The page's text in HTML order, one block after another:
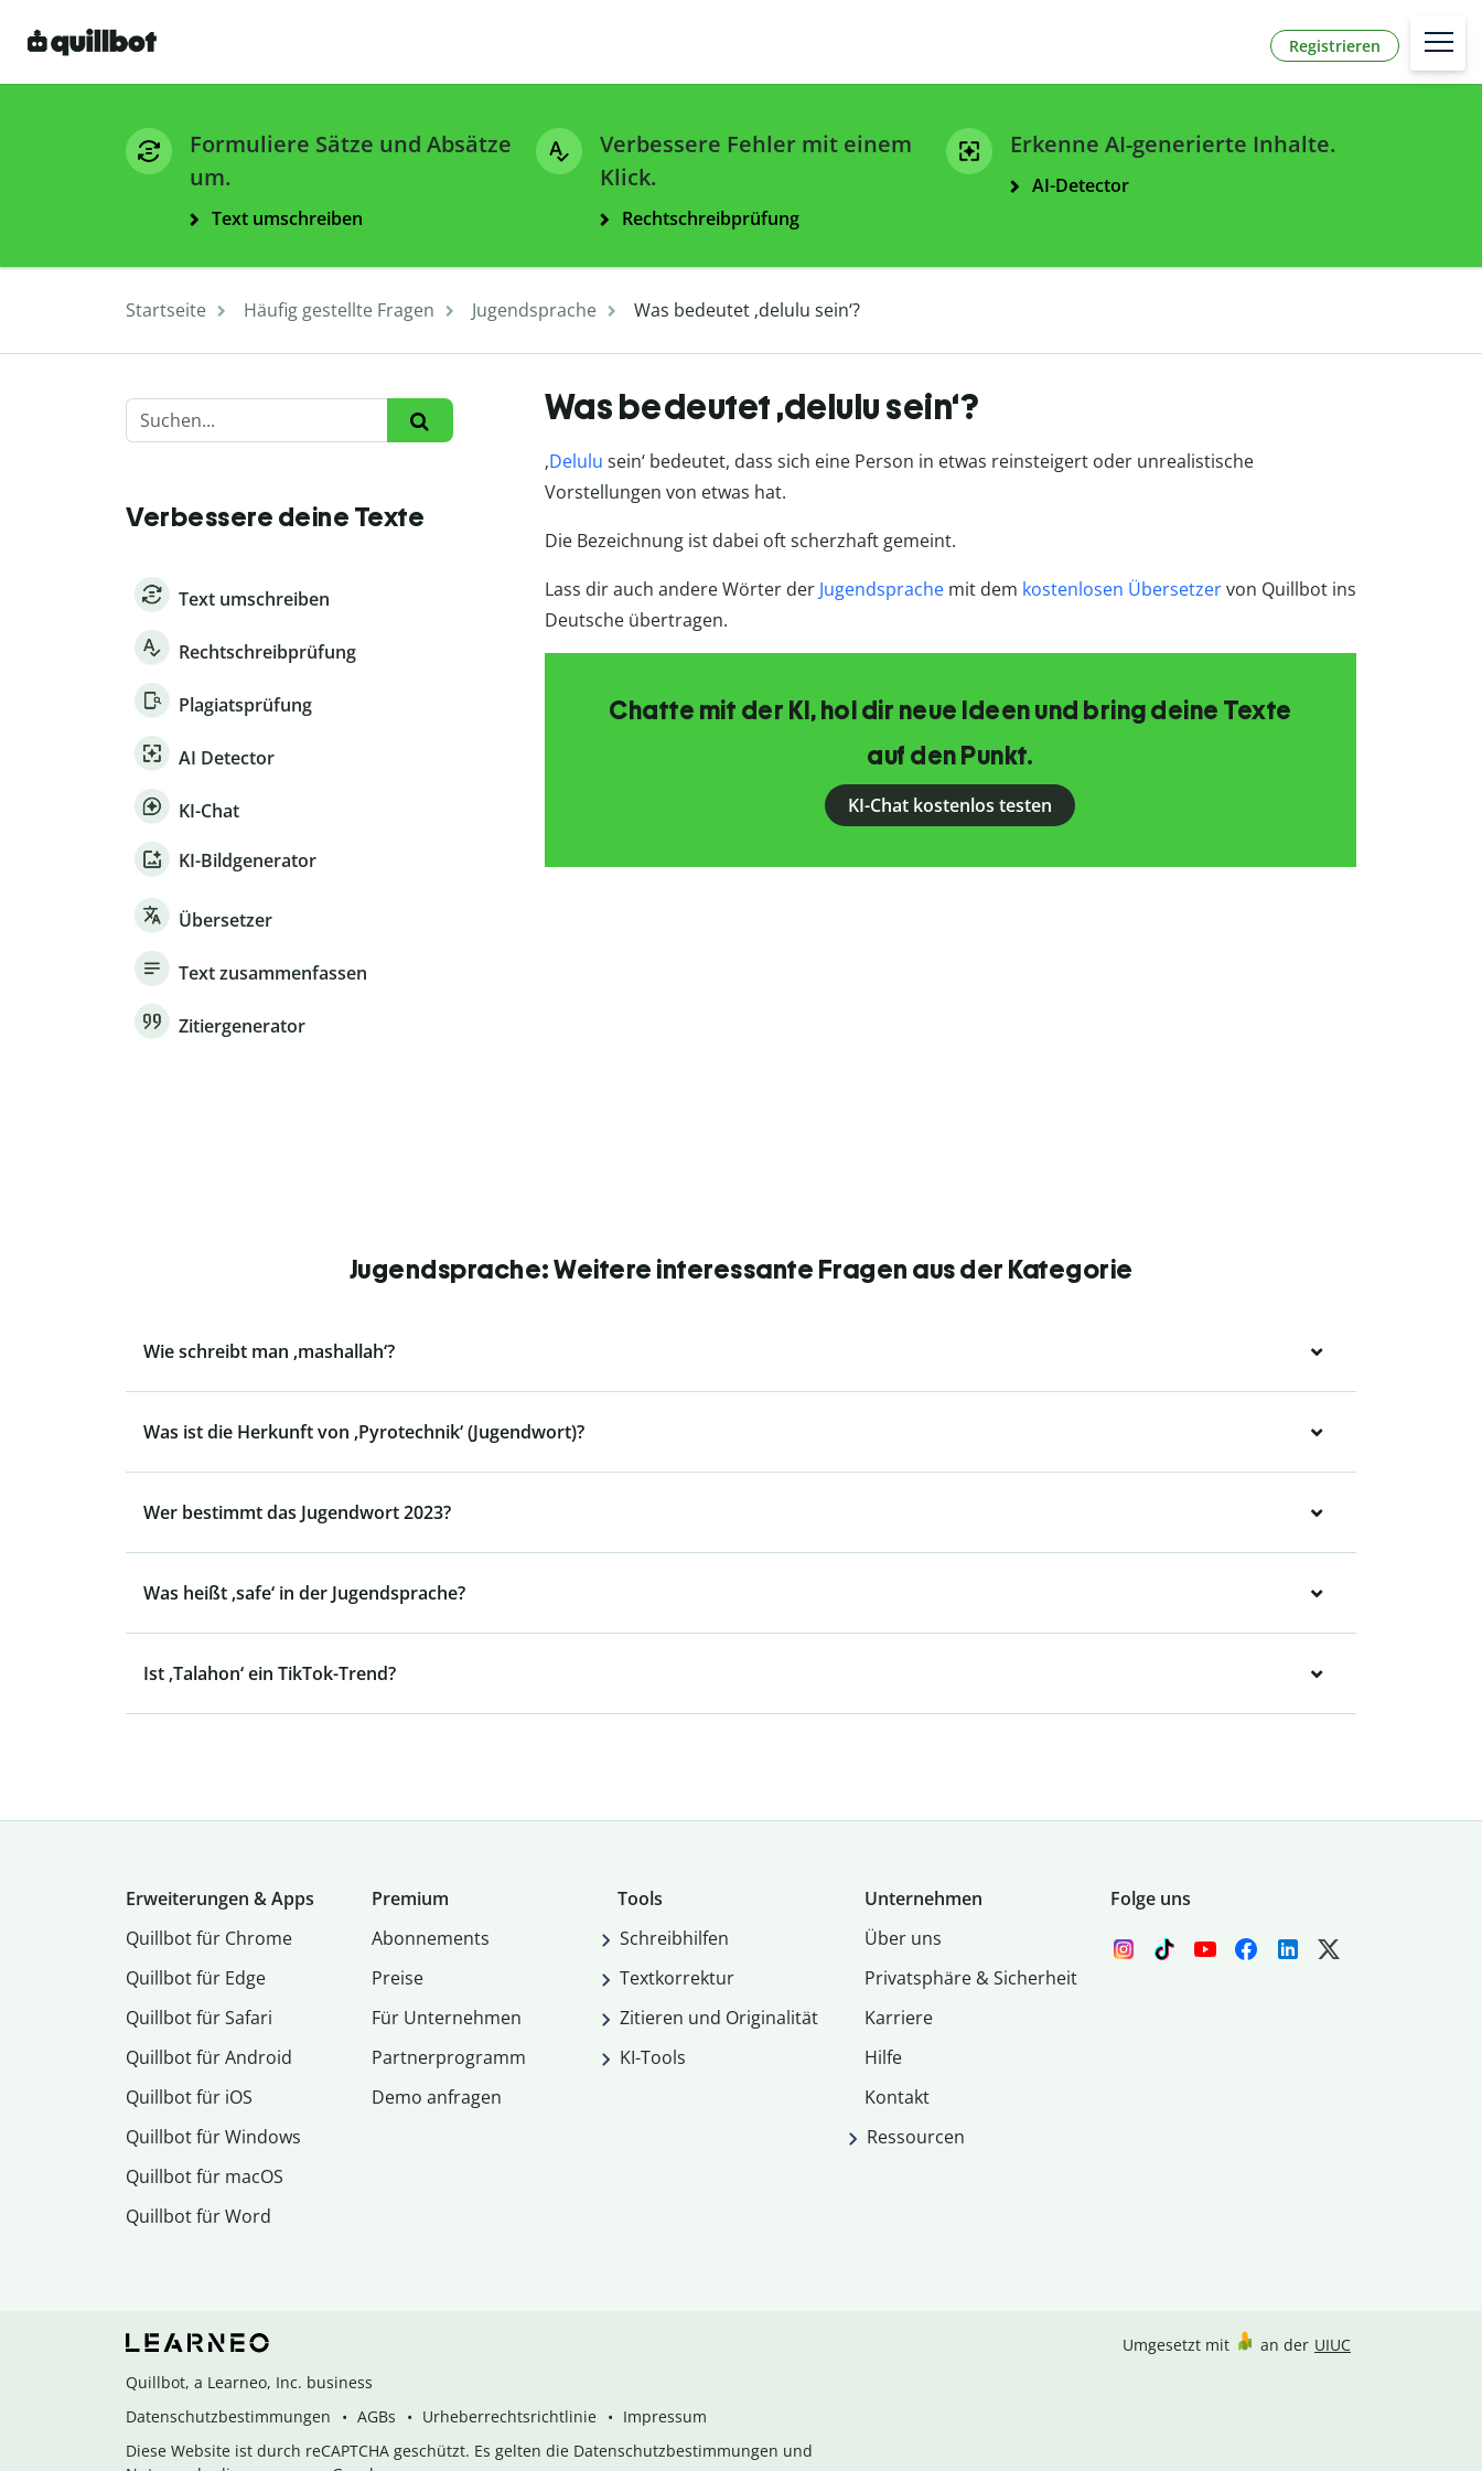
Registrieren
Formuliere Sätze und Absätze
um.
Text umschreiben
Verbessere Fehler mit einem
Klick.
Rechtschreibprüfung
Erkenne AI-generierte Inhalte.
AI-Detector
Startseite Häufig gestellte Fragen Jugendsprache Was bedeutet ‚delulu sein‘?
Verbessere deine Texte
Text umschreiben
Rechtschreibprüfung
Plagiatsprüfung
AI Detector
KI-Chat
KI-Bildgenerator
Übersetzer
Text zusammenfassen
Zitiergenerator
Was bedeutet ‚delulu sein‘?
‚Delulu sein‘ bedeutet, dass sich eine Person in etwas reinsteigert oder unrealistische
Vorstellungen von etwas hat.
Die Bezeichnung ist dabei oft scherzhaft gemeint.
Lass dir auch andere Wörter der Jugendsprachemit dem kostenlosen Übersetzervon Quillbot ins
Deutsche übertragen.
Chatte mit der KI, hol dir neue Ideen und bring deine Texte
auf den Punkt.
KI-Chat kostenlos testen
Jugendsprache: Weitere interessante Fragen aus der Kategorie
Wie schreibt man ‚mashallah‘?
Was ist die Herkunft von ‚Pyrotechnik‘ (Jugendwort)?
Wer bestimmt das Jugendwort 2023?
Was heißt ‚safe‘ in der Jugendsprache?
Ist ‚Talahon‘ ein TikTok-Trend?
Erweiterungen & Apps
Quillbot für Chrome
Quillbot für Edge
Quillbot für Safari
Quillbot für Android
Quillbot für iOS
Quillbot für Windows
Quillbot für macOS
Quillbot für Word
Premium
Abon­ne­ments
Preise
Für Unternehmen
Partnerprogramm
Demo anfragen
Tools
Schreibhilfen
Textkorrektur
Zitieren und Originalität
KI-Tools
Unternehmen
Über uns
Privatsphäre & Sicherheit
Karriere
Hilfe
Kontakt
Ressourcen
Folge uns
Quillbot, a Learneo, Inc. business
Datenschutzbestimmungen
AGBs Urheberrechtsrichtlinie
Impressum
Diese Website ist durch reCAPTCHA geschützt. Es gelten die Datenschutzbestimmungen und
Umgesetzt mit an der UIUC